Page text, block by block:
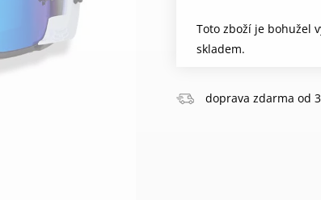
Toto zboží je bohužel
skladem.
doprava zdarma od